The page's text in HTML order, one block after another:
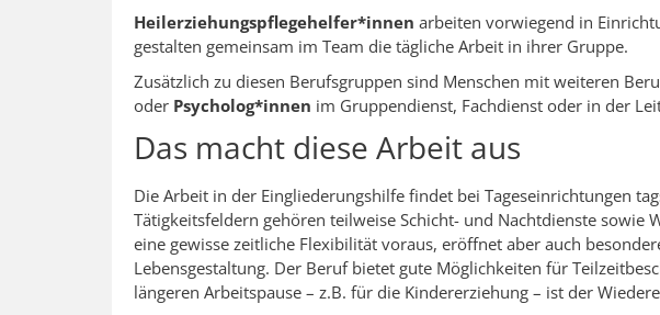
Heilerziehungspflegehelfer*innen arbeiten vorwiegend in
gestalten gemeinsam im Team die tägliche Arbeit in ihrer Gruppe.
Zusätzlich zu diesen Berufsgruppen sind Menschen mit weiteren
oder Psycholog*innen im Gruppendienst, Fachdienst oder in der
Das macht diese Arbeit aus
Die Arbeit in der Eingliederungshilfe findet bei Tageseinrichtungen
Tätigkeitsfeldern gehören teilweise Schicht- und Nachtdienste sowie
eine gewisse zeitliche Flexibilität voraus, eröffnet aber auch
Lebensgestaltung. Der Beruf bietet gute Möglichkeiten für
längeren Arbeitspause – z.B. für die Kindererziehung – ist der